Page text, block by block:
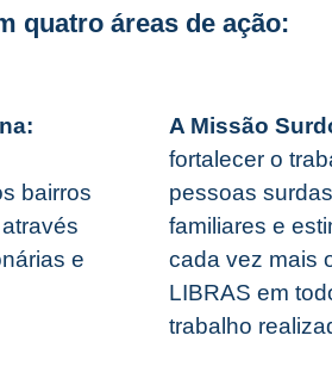
quatro áreas de ação:
bairros
e
A Missão
fortalecer o
pessoas
familiares e
cada vez mais
LIBRAS em
trabalho